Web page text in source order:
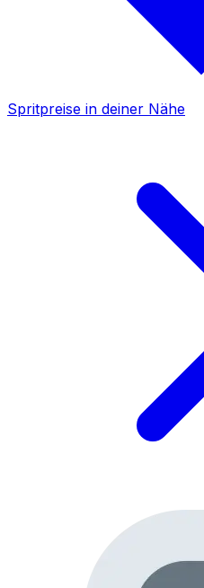
Spritpreise in deiner Nähe